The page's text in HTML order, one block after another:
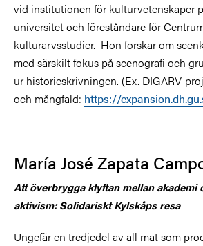
vid institutionen för kulturvetenskaper
universitet och föreståndare för
kulturarvsstudier. Hon forskar om
med särskilt fokus på scenografi och
ur historieskrivningen. (Ex. DIGARV-
och mångfald: https://
María José Zapata
Att överbrygga klyftan mellan akademi
aktivism: Solidariskt Kylskåps resa
Ungefär en tredjedel av all mat som